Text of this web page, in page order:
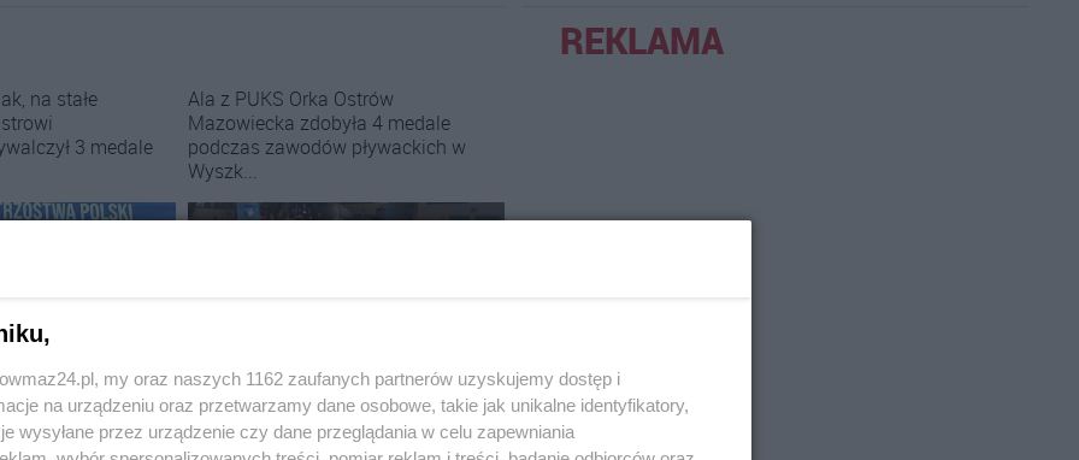
na stałe
3 medale
Ostrowi
mistrzostw
Ambroziak na
Ala z PUKS Orka Ostrów
Mazowiecka zdobyła 4 medale
podczas zawodów pływackich w
Wyszk...
Pływanie:PUKS Orka Ostrów Mazowiecka
z 4 medalami w Wyszkowie. Ala na
podium w każdym starcie
REKLAMA
my oraz naszych 1162 zaufanych partnerów uzyskujemy dostęp i
na urządzeniu oraz przetwarzamy dane osobowe, takie jak unikalne identyfikatory,
wysyłane przez urządzenie czy dane przeglądania w celu zapewniania